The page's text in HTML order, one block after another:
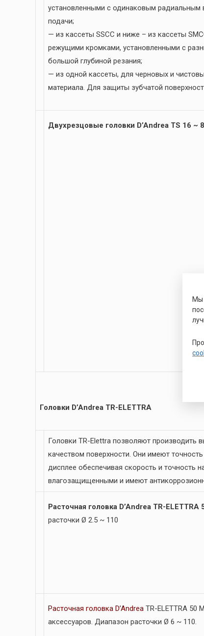
установленными с одинаковым
подачи;
— из кассеты SSCC и ниже – из кассеты
режущими кромками, установленными с
большой глубиной резания;
— из одной кассеты, для черновых и
материала. Для защиты зубчатой
Двуxрезцовые головки D’Andrea TS 16 ~
Головки D’Andrea TR-ELETTRA
Головки TR-Elettra позволяют производить
качеством поверхности. Они имеют
дисплее обеспечивая скорость и точность
влагозащищенными и имеют
Расточная головка D’Andrea TR-ELETTRA
расточки Ø 2.5 ~ 110
Расточная головка D’Andrea TR-ELETTRA 50
аксессуаров. Диапазон расточки Ø 6 ~ 110.
Мы